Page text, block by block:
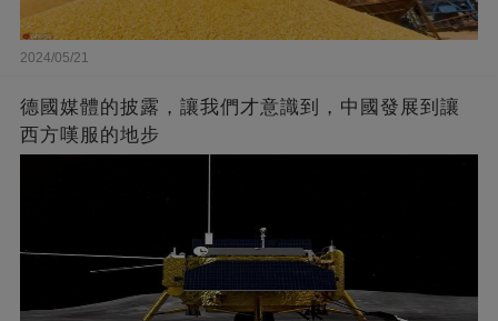
2024/05/21
德國媒體的披露，讓我們才意識到，中國發展到讓
西方嘆服的地步